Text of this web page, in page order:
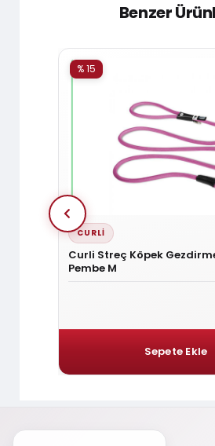
Benzer
CURLI
Curli Streç Köpek
Pembe M
% 15